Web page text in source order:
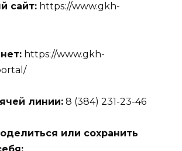
сайт: https://www.gkh-
https://www.gkh-
линии: 8 (384) 231-23-46
или сохранить